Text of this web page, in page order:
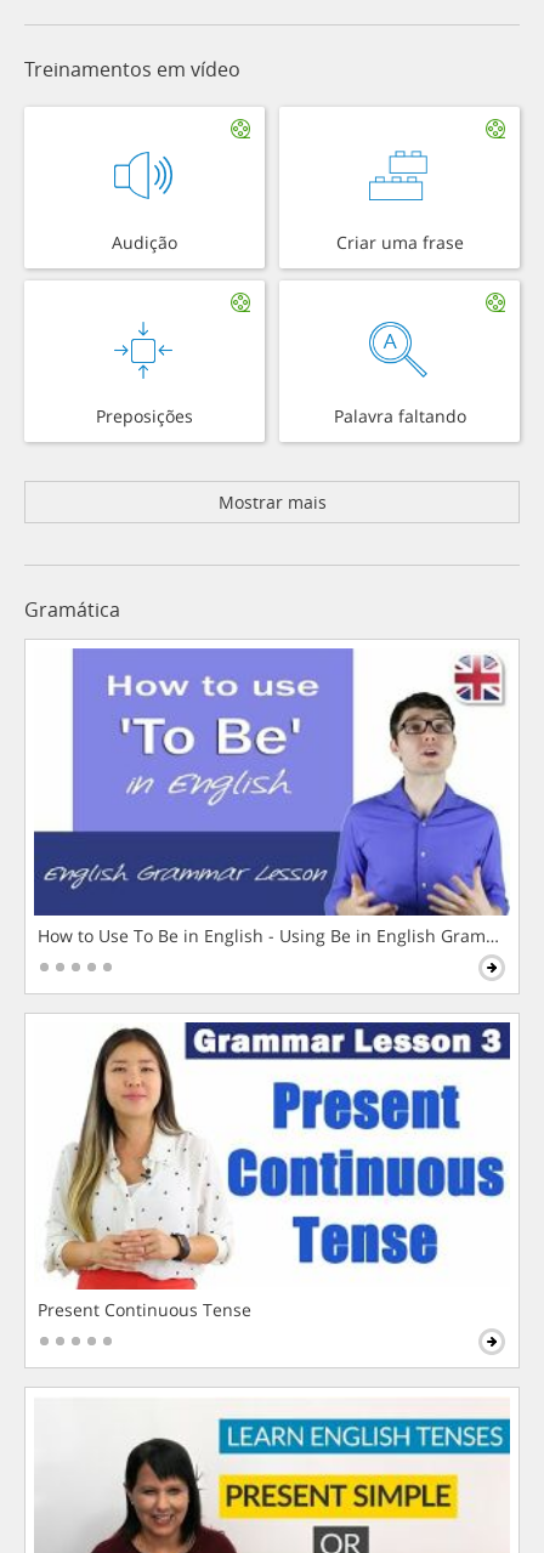
Treinamentos em vídeo
Audição Criar uma frase
Preposições Palavra faltando
Mostrar mais
Gramática
How to Use To Be in English - Using Be in English Grammar
Present Continuous Tense